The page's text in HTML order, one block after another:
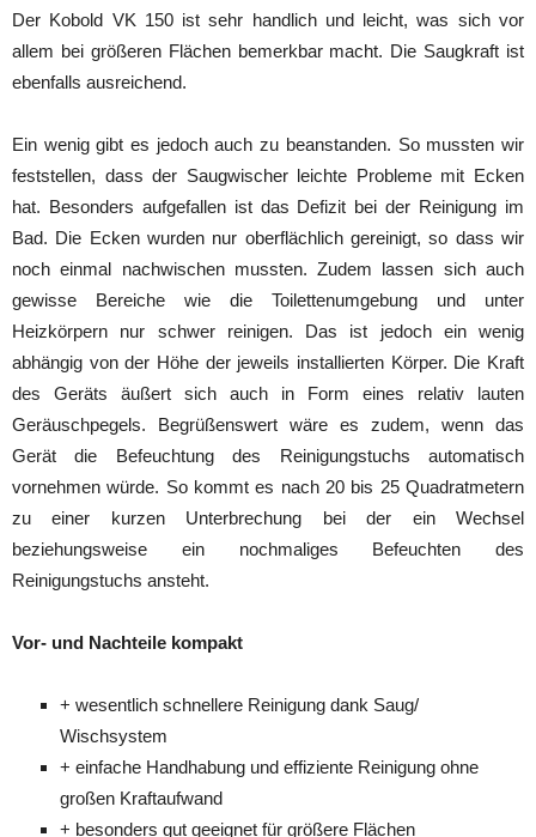
Der Kobold VK 150 ist sehr handlich und leicht, was sich vor
allem bei größeren Flächen bemerkbar macht. Die Saugkraft ist
ebenfalls ausreichend.
Ein wenig gibt es jedoch auch zu beanstanden. So mussten wir
feststellen, dass der Saugwischer leichte Probleme mit Ecken
hat. Besonders aufgefallen ist das Defizit bei der Reinigung im
Bad. Die Ecken wurden nur oberflächlich gereinigt, so dass wir
noch einmal nachwischen mussten. Zudem lassen sich auch
gewisse Bereiche wie die Toilettenumgebung und unter
Heizkörpern nur schwer reinigen. Das ist jedoch ein wenig
abhängig von der Höhe der jeweils installierten Körper. Die Kraft
des Geräts äußert sich auch in Form eines relativ lauten
Geräuschpegels. Begrüßenswert wäre es zudem, wenn das
Gerät die Befeuchtung des Reinigungstuchs automatisch
vornehmen würde. So kommt es nach 20 bis 25 Quadratmetern
zu einer kurzen Unterbrechung bei der ein Wechsel
beziehungsweise ein nochmaliges Befeuchten des
Reinigungstuchs ansteht.
Vor- und Nachteile kompakt
+ wesentlich schnellere Reinigung dank Saug/
Wischsystem
+ einfache Handhabung und effiziente Reinigung ohne
großen Kraftaufwand
+ besonders gut geeignet für größere Flächen